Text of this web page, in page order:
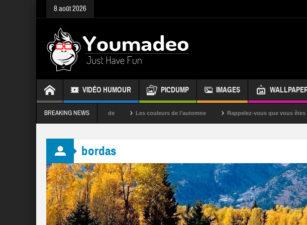
8 août 2026
VIDÉO HUMOUR PICDUMP IMAGES
BREAKING NEWS
La fête des couleurs en Inde Les couleurs de l’automne Rappelez-vous que vous êtes super !
bordas